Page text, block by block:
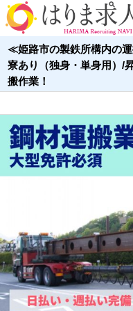
≪姫路市の製鉄所構内の
寮あり（独身・単身用）/
搬作業！